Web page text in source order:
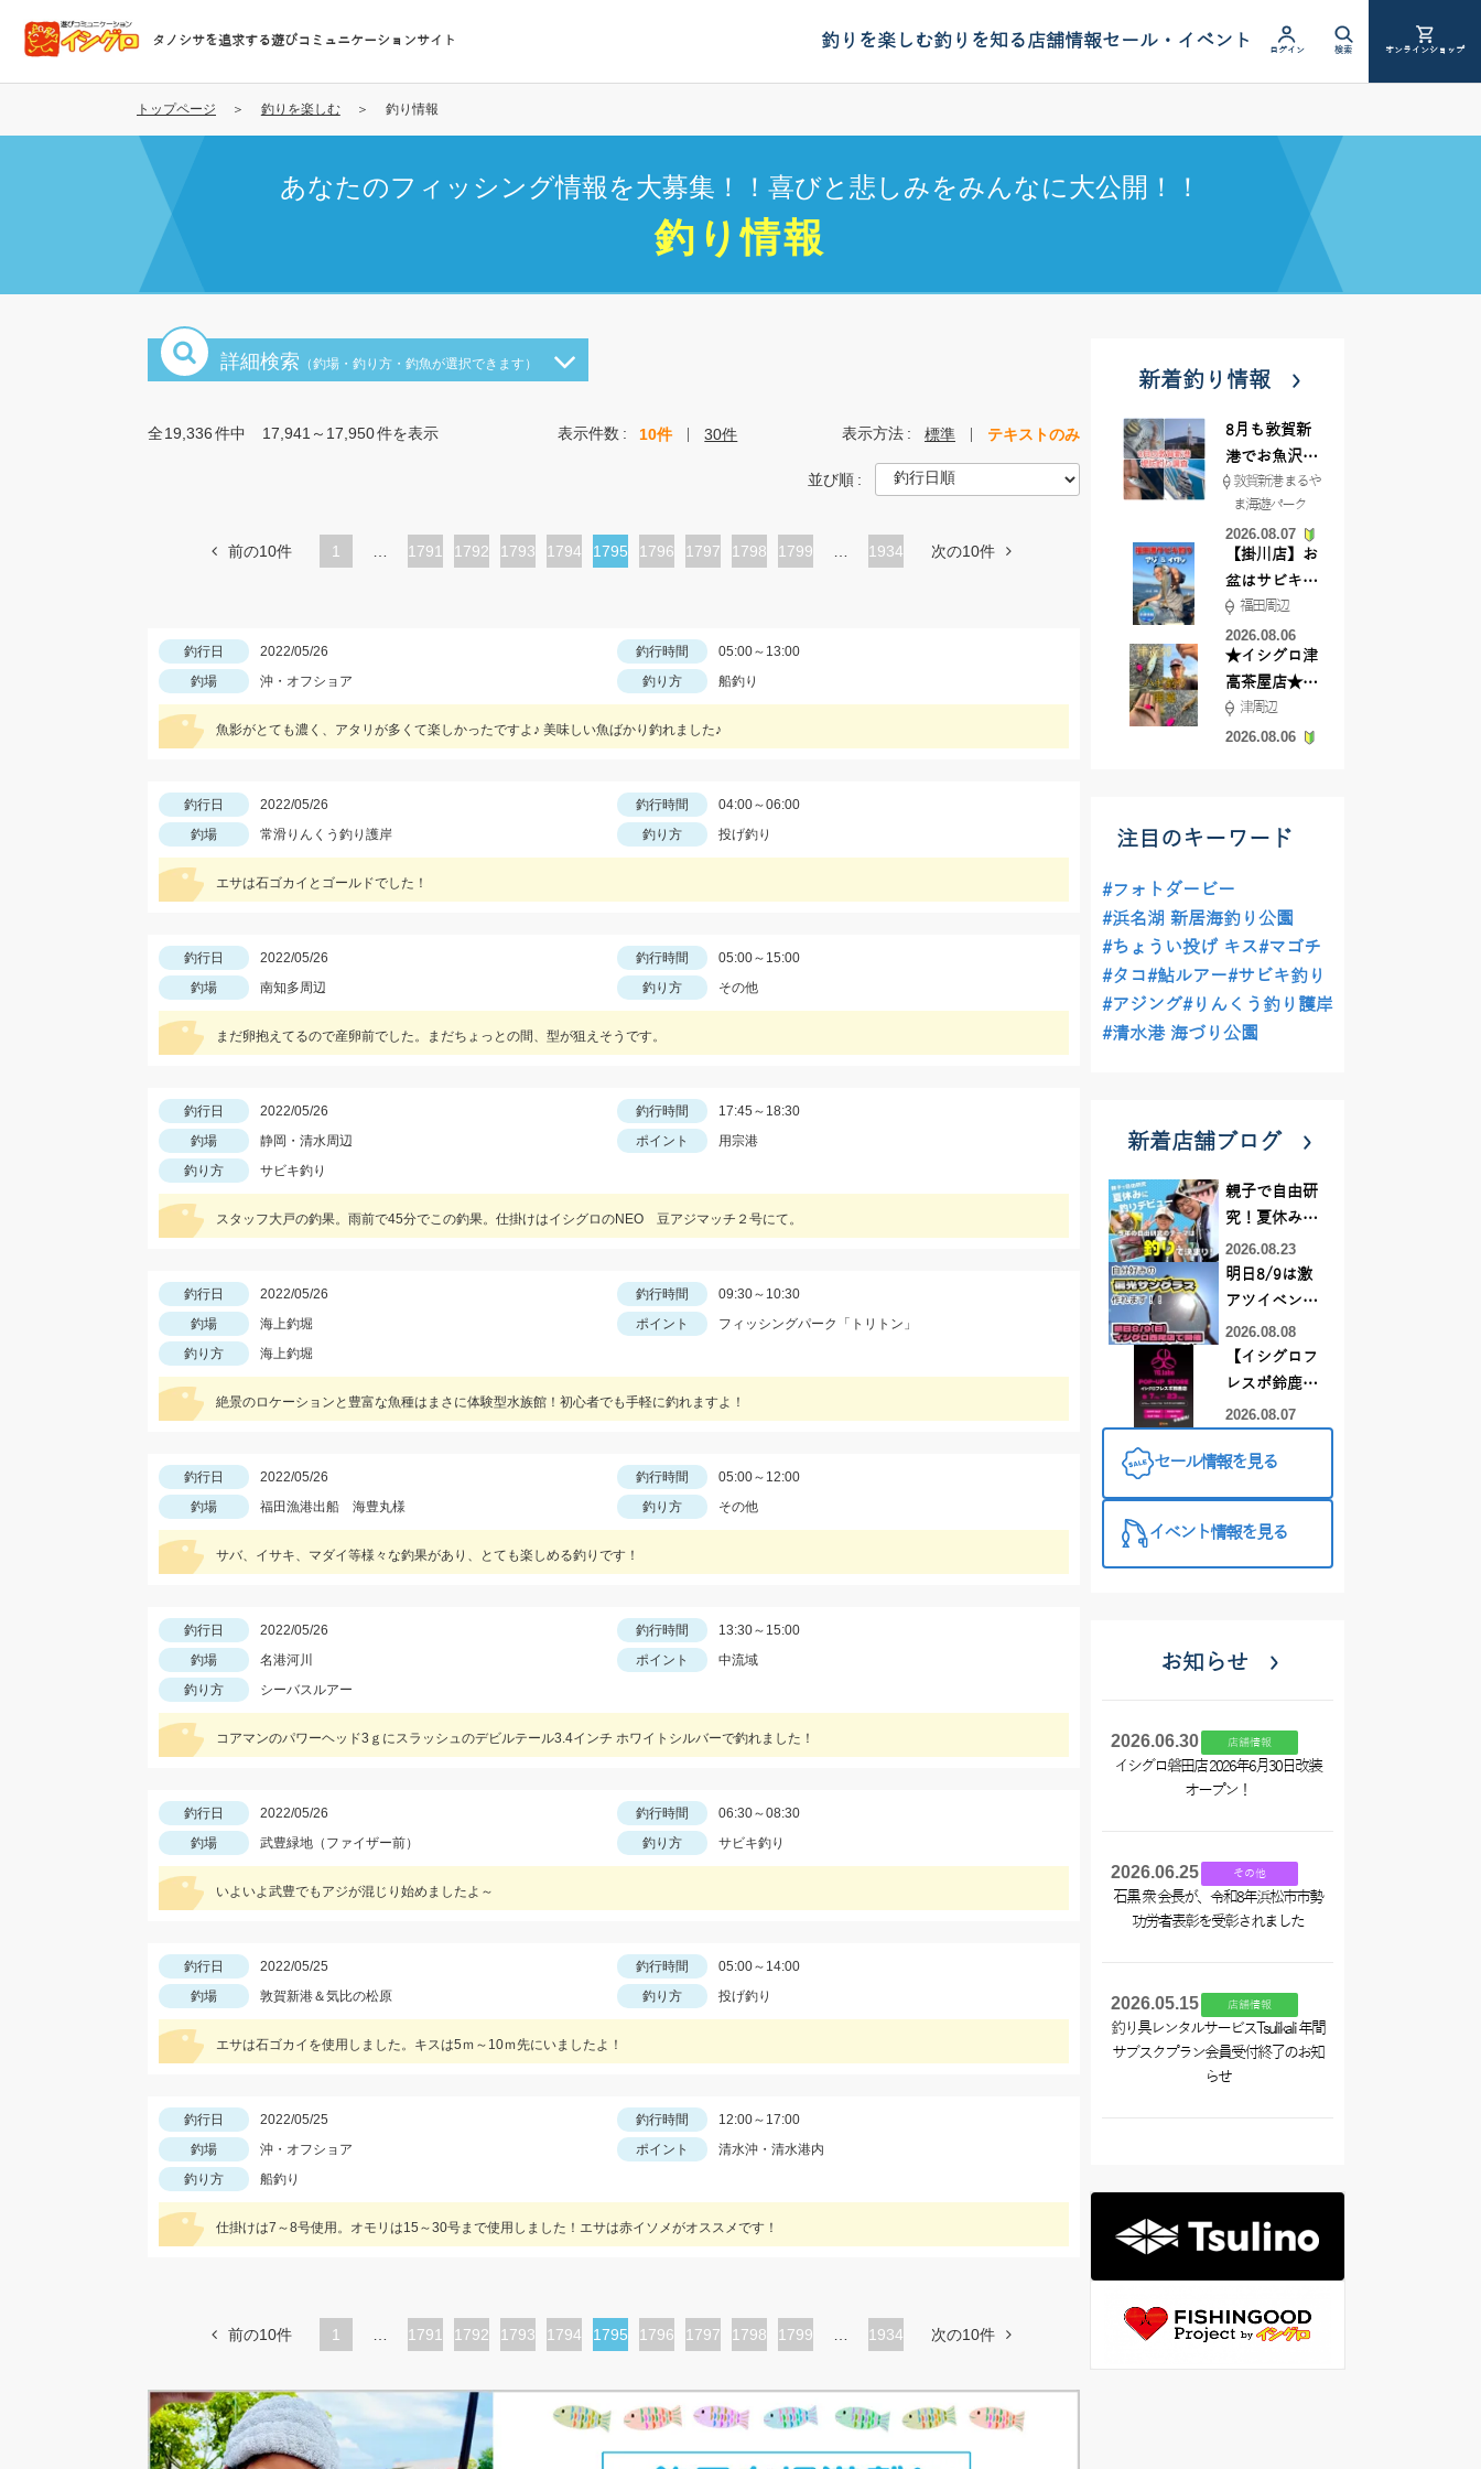
コ
テ
タノシサを追求する遊びコミュニケーションサイト 釣りを楽しむ釣りを知る店舗情報セール・イベント ログイン 検索 オンラインショップ
トップページ 釣りを楽しむ 釣り情報
あなたのフィッシング情報を大募集！！喜びと悲しみをみんなに大公開！！
釣り情報
詳細検索 （釣場・釣り方・釣魚が選択できます）
全19,336件中 17,941～17,950件を表示 表示件数 10件 30件 表示方法 標準 テキストのみ
並び順
前の10件 1
ペ
1791
ペ
1792
ペ
1793
ペ
1794
カ
ジ
1795
ペ
1796
ペ
1797
ペ
1798
ペ
1799 1934 次の10件
釣行日 2022/05/26 釣行時間
05:00～13:00
釣場
沖・オフショア 釣り方 船釣り
魚影がとても濃く、アタリが多くて楽しかったですよ♪ 美味しい魚ばかり釣れました♪
釣行日 2022/05/26 釣行時間
04:00～06:00
釣場
常滑りんくう釣り護岸 釣り方 投げ釣り
エサは石ゴカイとゴールドでした！
釣行日 2022/05/26 釣行時間
05:00～15:00
釣場
南知多周辺 釣り方 その他
まだ卵抱えてるので産卵前でした。まだちょっとの間、型が狙えそうです。
釣行日 2022/05/26 釣行時間
17:45～18:30
釣場
静岡・清水周辺 ポイント
用宗港
釣り方
サビキ釣り
スタッフ大戸の釣果。雨前で45分でこの釣果。仕掛けはイシグロのNEO 豆アジマッチ２号にて。
釣行日 2022/05/26 釣行時間
09:30～10:30
釣場
海上釣堀 ポイント
フィッシングパーク「トリトン」
釣り方
海上釣堀
絶景のロケーションと豊富な魚種はまさに体験型水族館！初心者でも手軽に釣れますよ！
釣行日 2022/05/26 釣行時間
05:00～12:00
釣場
福田漁港出船 海豊丸様 釣り方 その他
サバ、イサキ、マダイ等様々な釣果があり、とても楽しめる釣りです！
釣行日 2022/05/26 釣行時間
13:30～15:00
釣場
名港河川 ポイント
中流域
釣り方
シーバスルアー
コアマンのパワーヘッド3ｇにスラッシュのデビルテール3.4インチ ホワイトシルバーで釣れました！
釣行日 2022/05/26 釣行時間
06:30～08:30
釣場
武豊緑地（ファイザー前） 釣り方 サビキ釣り
いよいよ武豊でもアジが混じり始めましたよ～
釣行日 2022/05/25 釣行時間
05:00～14:00
釣場
敦賀新港＆気比の松原 釣り方 投げ釣り
エサは石ゴカイを使用しました。キスは5ｍ～10ｍ先にいましたよ！
釣行日 2022/05/25 釣行時間
12:00～17:00
釣場
沖・オフショア ポイント
清水沖・清水港内
釣り方
船釣り
仕掛けは7～8号使用。オモリは15～30号まで使用しました！エサは赤イソメがオススメです！
前の10件 1
ペ
1791
ペ
ジ
1792
ペ
1793
ペ
1794
カ
ト
1795
ペ
1796
ペ
1797
ペ
1798
ペ
1799 1934 次の10件
新着釣り情報
8月も敦賀新
港でお魚沢山
♪ イシグロ彦
根店
敦賀新港 まるや
ま海遊パーク
2026.08.07
【掛川店】お
盆はサビキ釣
りいきません
か?
福田周辺
2026.08.06
★イシグロ津
高茶屋店★津
近郊ハゼ釣れ
てます！
津周辺
2026.08.06
注目のキーワード
#フォトダービー
#浜名湖 新居海釣り公園
#ちょうい投げ キス#マゴチ
#タコ#鮎ルアー#サビキ釣り
#アジング#りんくう釣り護岸
#清水港 海づり公園
新着店舗ブログ
親子で自由研
究！夏休みに
釣りデビュー
2026.08.23
明日8/9は激
アツイベント
日！！！～オ
ーダー偏光グ
ラス受注会～
2026.08.08
【イシグロフ
レスポ鈴鹿
店】2026年夏
UP STORE開
2026.08.07
セール情報を見る
イベント情報を見る
お知らせ
2026.06.30 店舗情報
イシグロ磐田店 2026年6月30日改装
オープン！
2026.06.25 その他
石黒 衆 会長が、令和8年浜松市市勢
功労者表彰を受彰されました
2026.05.15 店舗情報
釣り具レンタルサービスTsulikali 年間
サブスクプラン会員受付終了のお知
らせ